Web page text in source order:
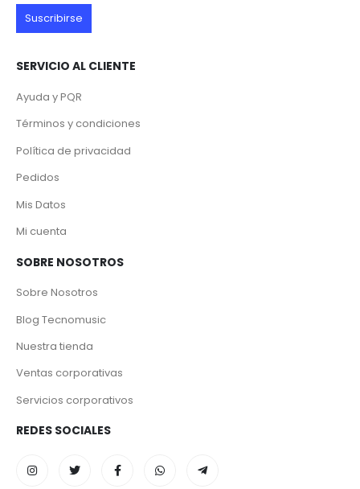
SERVICIO AL CLIENTE
Ayuda y PQR
Términos y condiciones
Política de privacidad
Pedidos
Mis Datos
Mi cuenta
SOBRE NOSOTROS
Sobre Nosotros
Blog Tecnomusic
Nuestra tienda
Ventas corporativas
Servicios corporativos
REDES SOCIALES